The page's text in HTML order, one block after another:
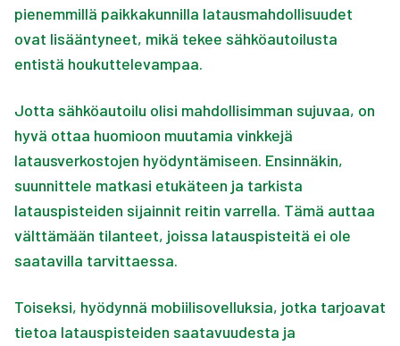
pienemmillä paikkakunnilla latausmahdollisuudet
ovat lisääntyneet, mikä tekee sähköautoilusta
entistä houkuttelevampaa.
Jotta sähköautoilu olisi mahdollisimman sujuvaa, on
hyvä ottaa huomioon muutamia vinkkejä
latausverkostojen hyödyntämiseen. Ensinnäkin,
suunnittele matkasi etukäteen ja tarkista
latauspisteiden sijainnit reitin varrella. Tämä auttaa
välttämään tilanteet, joissa latauspisteitä ei ole
saatavilla tarvittaessa.
Toiseksi, hyödynnä mobiilisovelluksia, jotka tarjoavat
tietoa latauspisteiden saatavuudesta ja